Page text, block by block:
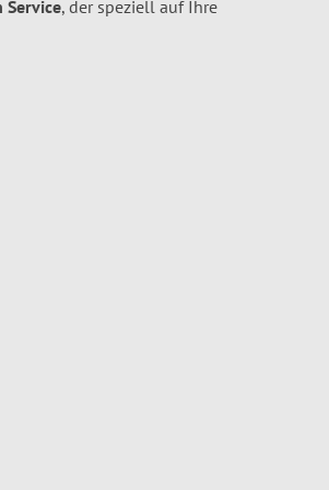
, der speziell auf Ihre